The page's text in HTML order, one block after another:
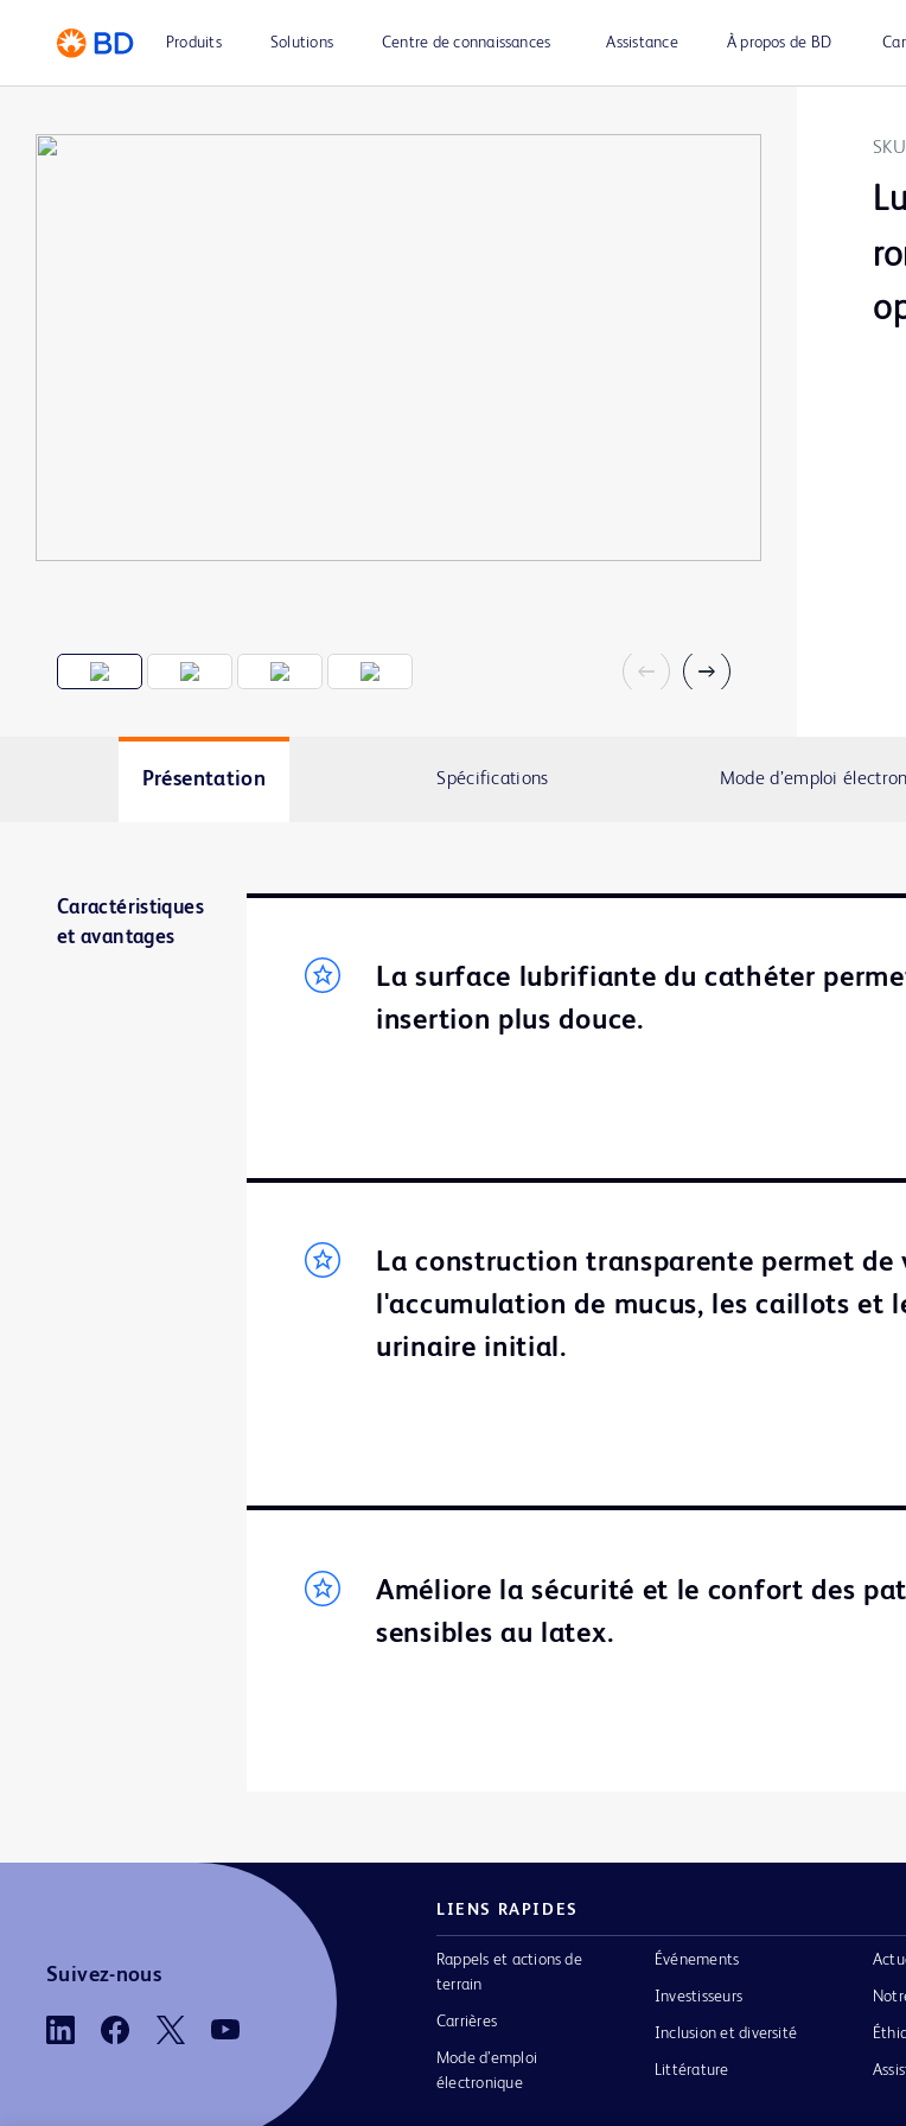
Produits Solutions Centre de connaissances Assistance À propos de BD
Présentation Spécifications Mode d’emploi
Caractéristiques
et avantages
La surface lubrifiante du cathéter
insertion plus douce.
La construction transparente permet de
l'accumulation de mucus, les caillots et
urinaire initial.
Améliore la sécurité et le confort des
sensibles au latex.
Suivez-nous
LIENS RAPIDES
Rappels et actions de
terrain
Carrières
Mode d’emploi
électronique
Événements
Investisseurs
Inclusion et diversité
Littérature